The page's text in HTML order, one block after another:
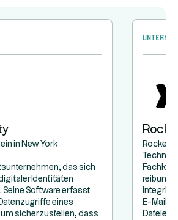
in New York
das sich
Identitäten
Seine Software erfasst
eines
sicherzustellen, dass
E-Mail-
Dateien: